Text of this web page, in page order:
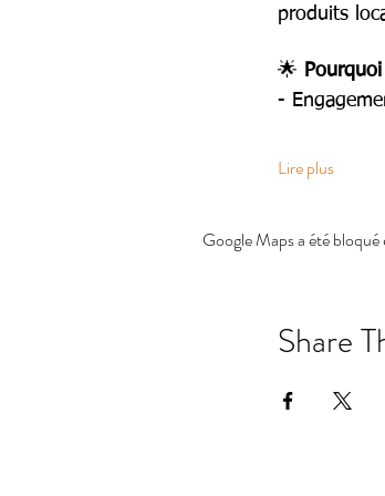
produits
🌟
-
Lire plus
Google Maps a été
Share